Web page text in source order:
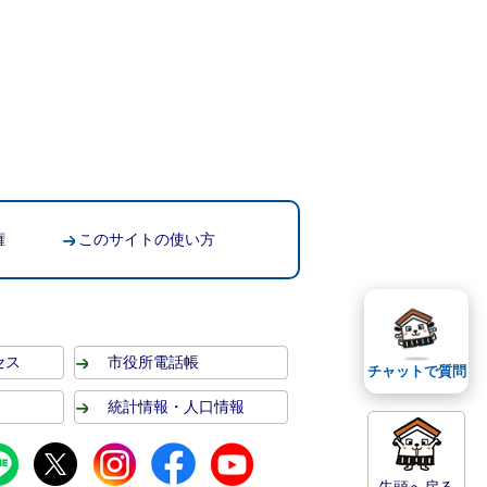
このサイトの使い方
ス 市役所電話帳
統計情報・人口情報
チャットで質問